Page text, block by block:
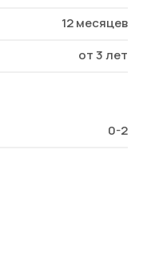
12 месяцев
от 3 лет
0-2